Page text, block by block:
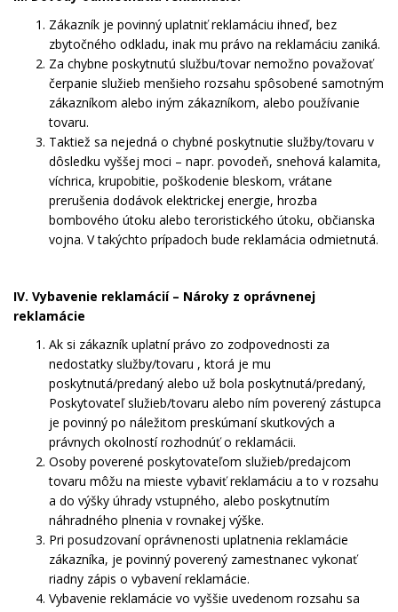
Zákazník je povinný uplatniť reklamáciu ihneď, bez
zbytočného odkladu, inak mu právo na reklamáciu zaniká.
Za chybne poskytnutú službu/tovar nemožno považovať
čerpanie služieb menšieho rozsahu spôsobené samotným
zákazníkom alebo iným zákazníkom, alebo používanie
tovaru.
Taktiež sa nejedná o chybné poskytnutie služby/tovaru v
dôsledku vyššej moci – napr. povodeň, snehová kalamita,
víchrica, krupobitie, poškodenie bleskom, vrátane
prerušenia dodávok elektrickej energie, hrozba
bombového útoku alebo teroristického útoku, občianska
vojna. V takýchto prípadoch bude reklamácia odmietnutá.
IV. Vybavenie reklamácií – Nároky z oprávnenej
reklamácie
Ak si zákazník uplatní právo zo zodpovednosti za
nedostatky služby/tovaru , ktorá je mu
poskytnutá/predaný alebo už bola poskytnutá/predaný,
Poskytovateľ služieb/tovaru alebo ním poverený zástupca
je povinný po náležitom preskúmaní skutkových a
právnych okolností rozhodnúť o reklamácii.
Osoby poverené poskytovateľom služieb/predajcom
tovaru môžu na mieste vybaviť reklamáciu a to v rozsahu
a do výšky úhrady vstupného, alebo poskytnutím
náhradného plnenia v rovnakej výške.
Pri posudzovaní oprávnenosti uplatnenia reklamácie
zákazníka, je povinný poverený zamestnanec vykonať
riadny zápis o vybavení reklamácie.
Vybavenie reklamácie vo vyššie uvedenom rozsahu sa